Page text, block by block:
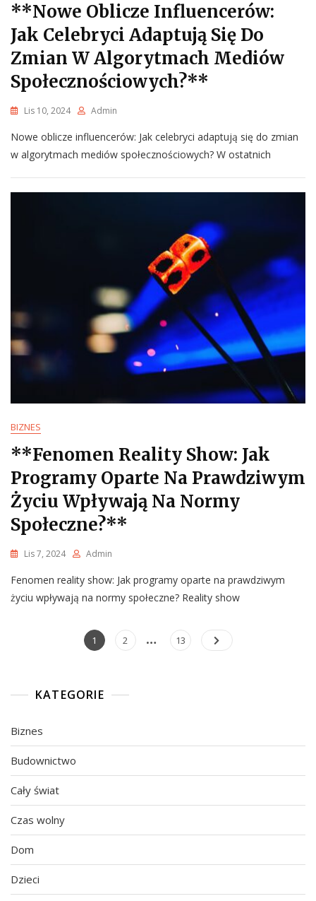
**Nowe Oblicze Influencerów:
Jak Celebryci Adaptują Się Do
Zmian W Algorytmach Mediów
Społecznościowych?**
Lis 10, 2024 Admin
Nowe oblicze influencerów: Jak celebryci adaptują się do zmian
w algorytmach mediów społecznościowych? W ostatnich
BIZNES
**Fenomen Reality Show: Jak
Programy Oparte Na Prawdziwym
Życiu Wpływają Na Normy
Społeczne?**
Lis 7, 2024 Admin
Fenomen reality show: Jak programy oparte na prawdziwym
życiu wpływają na normy społeczne? Reality show
Nawigacja
Page
1 Page
2 … Page
13
KATEGORIE
Biznes
Budownictwo
Cały świat
Czas wolny
Dom
Dzieci